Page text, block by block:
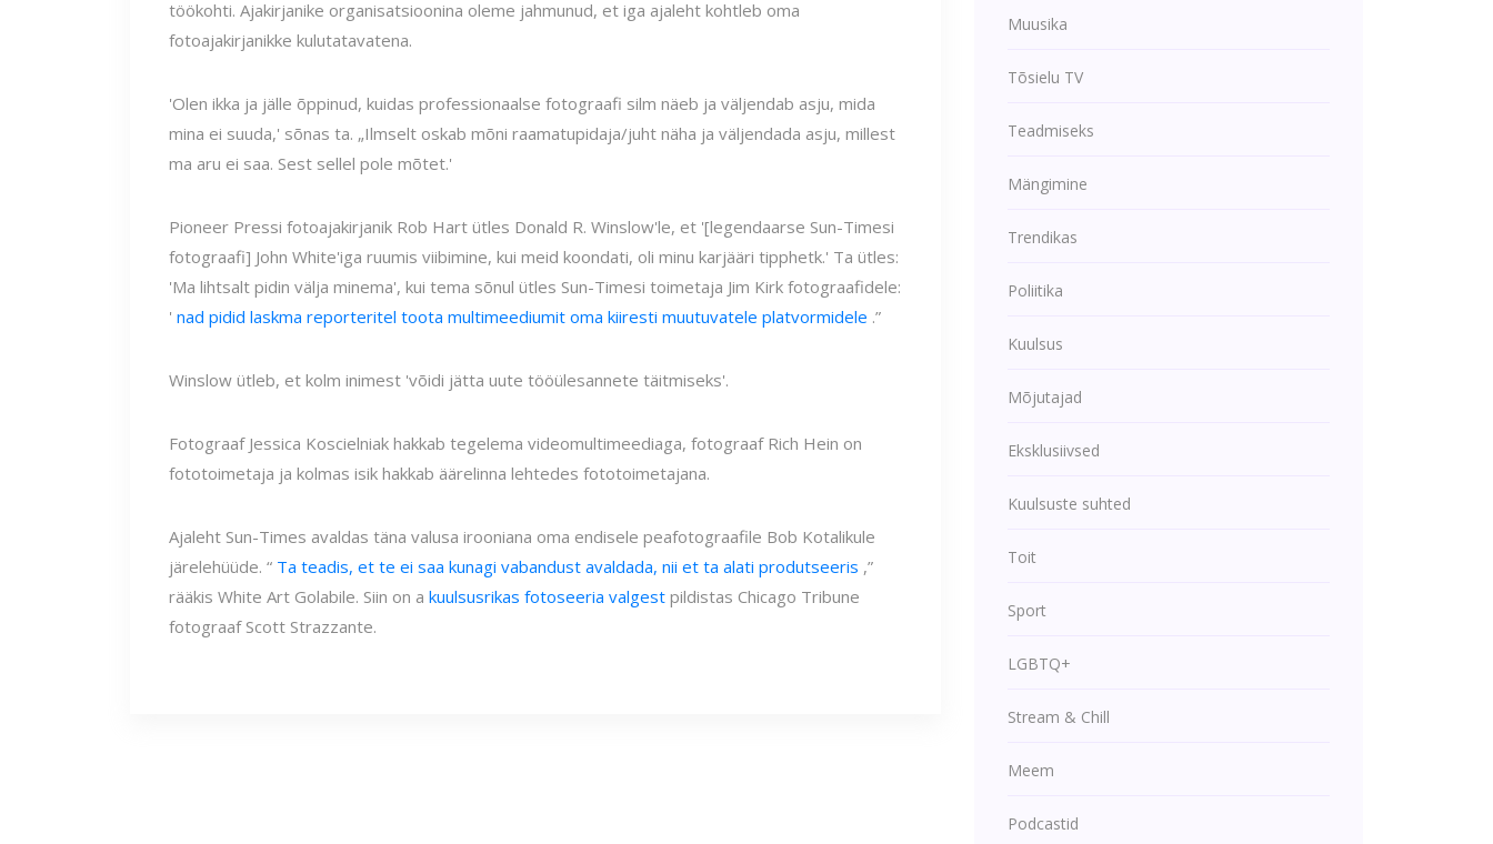
töökohti. Ajakirjanike organisatsioonina oleme jahmunud, et iga ajaleht kohtleb oma
fotoajakirjanikke kulutatavatena.
'Olen ikka ja jälle õppinud, kuidas professionaalse fotograafi silm näeb ja väljendab asju, mida
mina ei suuda,' sõnas ta. „Ilmselt oskab mõni raamatupidaja/juht näha ja väljendada asju, millest
ma aru ei saa. Sest sellel pole mõtet.'
Pioneer Pressi fotoajakirjanik Rob Hart ütles Donald R. Winslow'le, et '[legendaarse Sun-Timesi
fotograafi] John White'iga ruumis viibimine, kui meid koondati, oli minu karjääri tipphetk.' Ta ütles:
'Ma lihtsalt pidin välja minema', kui tema sõnul ütles Sun-Timesi toimetaja Jim Kirk fotograafidele:
' nad pidid laskma reporteritel toota multimeediumit oma kiiresti muutuvatele platvormidele .”
Winslow ütleb, et kolm inimest 'võidi jätta uute tööülesannete täitmiseks'.
Fotograaf Jessica Koscielniak hakkab tegelema videomultimeediaga, fotograaf Rich Hein on
fototoimetaja ja kolmas isik hakkab äärelinna lehtedes fototoimetajana.
Ajaleht Sun-Times avaldas täna valusa irooniana oma endisele peafotograafile Bob Kotalikule
järelehüüde. “ Ta teadis, et te ei saa kunagi vabandust avaldada, nii et ta alati produtseeris ,”
rääkis White Art Golabile. Siin on a kuulsusrikas fotoseeria valgest pildistas Chicago Tribune
fotograaf Scott Strazzante.
Muusika
Tõsielu TV
Teadmiseks
Mängimine
Trendikas
Poliitika
Kuulsus
Mõjutajad
Eksklusiivsed
Kuulsuste suhted
Toit
Sport
LGBTQ+
Stream & Chill
Meem
Podcastid